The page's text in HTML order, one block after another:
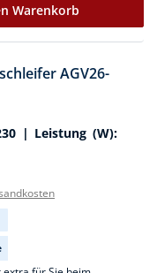
Warenkorb
AGV26-
| Leistung (W):